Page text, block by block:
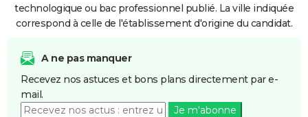
technologique ou bac professionnel publié. La ville indiquée
correspond à celle de l'établissement d'origine du candidat.
A ne pas manquer
Recevez nos astuces et bons plans directement par e-
mail.
Je m'abonne